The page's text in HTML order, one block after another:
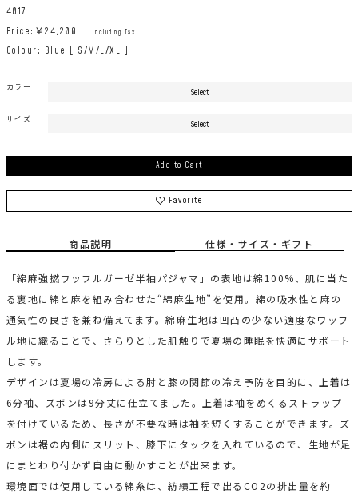
4017
Price:￥24,200 Including Tax
Colour: Blue [ S/M/L/XL ]
カラー
サイズ
Add to Cart
Favorite
商品説明 仕様・サイズ・ギフト
「綿麻強撚ワッフルガーゼ半袖パジャマ」の表地は綿100%、肌に当た
る裏地に綿と麻を組み合わせた“綿麻生地”を使用。綿の吸水性と麻の
通気性の良さを兼ね備えてます。綿麻生地は凹凸の少ない適度なワッフ
ル地に織ることで、さらりとした肌触りで夏場の睡眠を快適にサポート
します。
デザインは夏場の冷房による肘と膝の関節の冷え予防を目的に、上着は
6分袖、ズボンは9分丈に仕立てました。上着は袖をめくるストラップ
を付けているため、長さが不要な時は袖を短くすることができます。ズ
ボンは裾の内側にスリット、膝下にタックを入れているので、生地が足
にまとわり付かず自由に動かすことが出来ます。
環境面では使用している綿糸は、紡績工程で出るCO2の排出量を約